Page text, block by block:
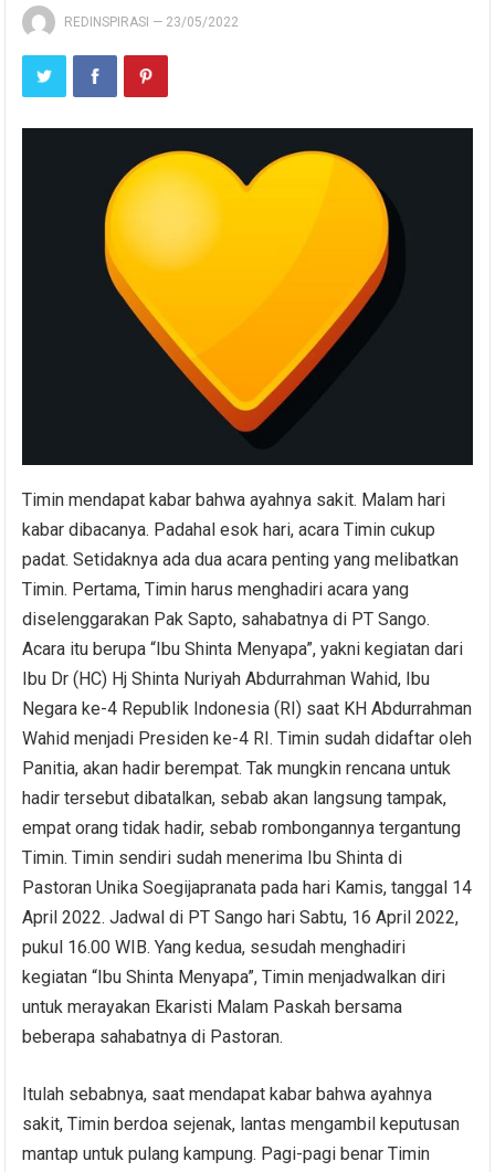
REDINSPIRASI — 23/05/2022
Timin mendapat kabar bahwa ayahnya sakit. Malam hari
kabar dibacanya. Padahal esok hari, acara Timin cukup
padat. Setidaknya ada dua acara penting yang melibatkan
Timin. Pertama, Timin harus menghadiri acara yang
diselenggarakan Pak Sapto, sahabatnya di PT Sango.
Acara itu berupa “Ibu Shinta Menyapa”, yakni kegiatan dari
Ibu Dr (HC) Hj Shinta Nuriyah Abdurrahman Wahid, Ibu
Negara ke-4 Republik Indonesia (RI) saat KH Abdurrahman
Wahid menjadi Presiden ke-4 RI. Timin sudah didaftar oleh
Panitia, akan hadir berempat. Tak mungkin rencana untuk
hadir tersebut dibatalkan, sebab akan langsung tampak,
empat orang tidak hadir, sebab rombongannya tergantung
Timin. Timin sendiri sudah menerima Ibu Shinta di
Pastoran Unika Soegijapranata pada hari Kamis, tanggal 14
April 2022. Jadwal di PT Sango hari Sabtu, 16 April 2022,
pukul 16.00 WIB. Yang kedua, sesudah menghadiri
kegiatan “Ibu Shinta Menyapa”, Timin menjadwalkan diri
untuk merayakan Ekaristi Malam Paskah bersama
beberapa sahabatnya di Pastoran.
Itulah sebabnya, saat mendapat kabar bahwa ayahnya
sakit, Timin berdoa sejenak, lantas mengambil keputusan
mantap untuk pulang kampung. Pagi-pagi benar Timin